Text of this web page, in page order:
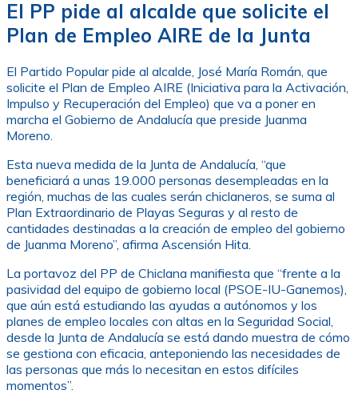
El PP pide al alcalde que solicite el
Plan de Empleo AIRE de la Junta
El Partido Popular pide al alcalde, José María Román, que
solicite el Plan de Empleo AIRE (Iniciativa para la Activación,
Impulso y Recuperación del Empleo) que va a poner en
marcha el Gobierno de Andalucía que preside Juanma
Moreno.
Esta nueva medida de la Junta de Andalucía, “que
beneficiará a unas 19.000 personas desempleadas en la
región, muchas de las cuales serán chiclaneros, se suma al
Plan Extraordinario de Playas Seguras y al resto de
cantidades destinadas a la creación de empleo del gobierno
de Juanma Moreno”, afirma Ascensión Hita.
La portavoz del PP de Chiclana manifiesta que “frente a la
pasividad del equipo de gobierno local (PSOE-IU-Ganemos),
que aún está estudiando las ayudas a autónomos y los
planes de empleo locales con altas en la Seguridad Social,
desde la Junta de Andalucía se está dando muestra de cómo
se gestiona con eficacia, anteponiendo las necesidades de
las personas que más lo necesitan en estos difíciles
momentos”.